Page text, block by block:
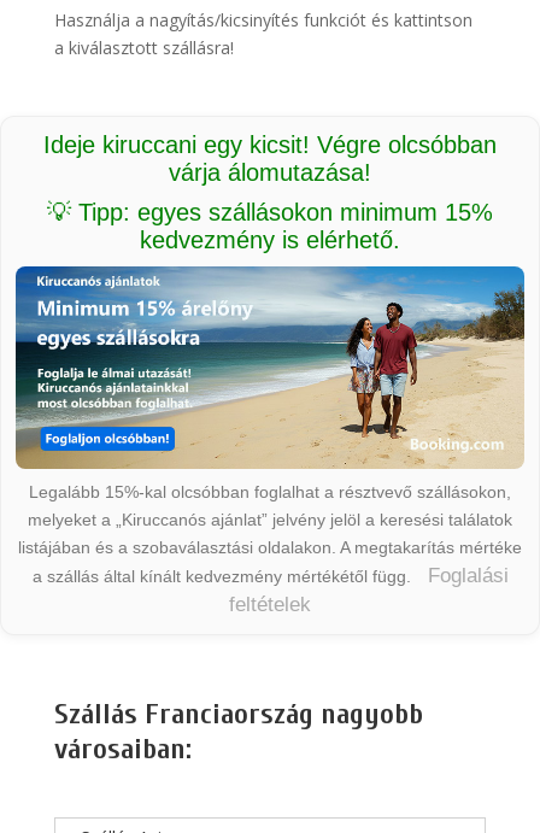
Használja a nagyítás/kicsinyítés funkciót és kattintson
a kiválasztott szállásra!
Ideje kiruccani egy kicsit! Végre olcsóbban
várja álomutazása!
💡 Tipp: egyes szállásokon minimum 15%
kedvezmény is elérhető.
Legalább 15%-kal olcsóbban foglalhat a résztvevő szállásokon,
melyeket a „Kiruccanós ajánlat” jelvény jelöl a keresési találatok
listájában és a szobaválasztási oldalakon. A megtakarítás mértéke
a szállás által kínált kedvezmény mértékétől függ.
Foglalási
feltételek
Szállás Franciaország nagyobb
városaiban: